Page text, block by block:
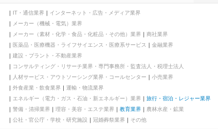
IT・通信業界
インターネット・広告・メディア業界
メーカー（機械・電気）業界
メーカー（素材・化学・食品・化粧品・その他）業界
商社業界
医薬品・医療機器・ライフサイエンス・医療系サービス
金融業界
建設・プラント・不動産業界
コンサルティング・リサーチ業界・専門事務所・監査法人・税理士法人
人材サービス・アウトソーシング業界・コールセンター
小売業界
外食産業・飲食業界
運輸・物流業界
エネルギー（電力・ガス・石油・新エネルギー）業界
旅行・宿泊・レジャー業界
警備・清掃業界
理容・美容・エステ業界 教育業界
農林水産・鉱業
公社・官公庁・学校・研究施設
冠婚葬祭業界 その他